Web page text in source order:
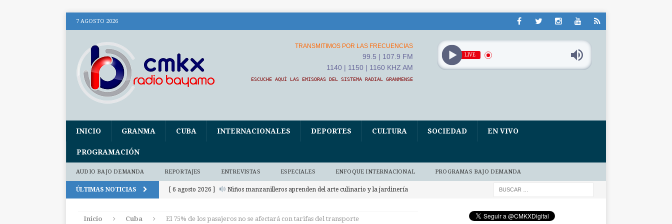
7 AGOSTO 2026
TRANSMITIMOS POR LAS FRECUENCIAS
99.5 | 107.9 FM
1140 | 1150 | 1160 KHZ AM
ESCUCHE AQUÍ LAS EMISORAS DEL SISTEMA RADIAL GRANMENSE
LIVE
INICIO GRANMA CUBA INTERNACIONALES DEPORTES CULTURA SOCIEDAD EN VIVO
PROGRAMACIÓN
AUDIO BAJO DEMANDA REPORTAJES ENTREVISTAS ESPECIALES ENFOQUE INTERNACIONAL PROGRAMAS BAJO DEMANDA
ÚLTIMAS NOTICIAS [ 6 agosto 2026 ] Niños manzanilleros aprenden del arte culinario y la jardinería
Inicio Cuba El 75% de los pasajeros no se afectará con tarifas del transporte